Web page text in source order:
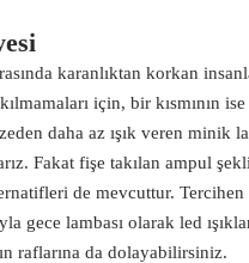
karanlıktan korkan
için, bir kısmının
daha az ışık veren minik
Fakat fişe takılan ampul
de mevcuttur.
gece lambası olarak led
raflarına da dolayabilirsiniz.